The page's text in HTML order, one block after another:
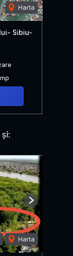
Harta
Sibiu-
Harta
Next